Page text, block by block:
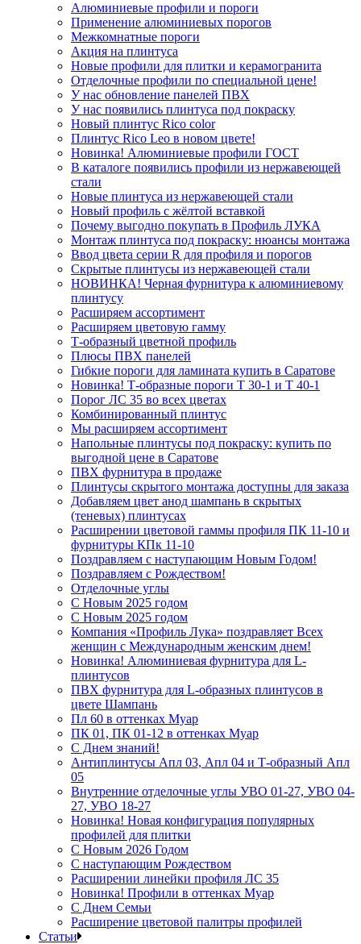
Алюминиевые профили и пороги
Применение алюминиевых порогов
Межкомнатные пороги
Акция на плинтуса
Новые профили для плитки и керамогранита
Отделочные профили по специальной цене!
У нас обновление панелей ПВХ
У нас появились плинтуса под покраску
Новый плинтус Rico color
Плинтус Rico Leo в новом цвете!
Новинка! Алюминиевые профили ГОСТ
В каталоге появились профили из нержавеющей
стали
Новые плинтуса из нержавеющей стали
Новый профиль с жёлтой вставкой
Почему выгодно покупать в Профиль ЛУКА
Монтаж плинтуса под покраску: нюансы монтажа
Ввод цвета серии R для профиля и порогов
Скрытые плинтусы из нержавеющей стали
НОВИНКА! Черная фурнитура к алюминиевому
плинтусу
Расширяем ассортимент
Расширяем цветовую гамму
Т-образный цветной профиль
Плюсы ПВХ панелей
Гибкие пороги для ламината купить в Саратове
Новинка! Т-образные пороги Т 30-1 и Т 40-1
Порог ЛС 35 во всех цветах
Комбинированный плинтус
Мы расширяем ассортимент
Напольные плинтусы под покраску: купить по
выгодной цене в Саратове
ПВХ фурнитура в продаже
Плинтусы скрытого монтажа доступны для заказа
Добавляем цвет анод шампань в скрытых
(теневых) плинтусах
Расширении цветовой гаммы профиля ПК 11-10 и
фурнитуры КПк 11-10
Поздравляем с наступающим Новым Годом!
Поздравляем с Рождеством!
Отделочные углы
С Новым 2025 годом
С Новым 2025 годом
Компания «Профиль Лука» поздравляет Всех
женщин с Международным женским днем!
Новинка! Алюминиевая фурнитура для L-
плинтусов
ПВХ фурнитура для L-образных плинтусов в
цвете Шампань
Пл 60 в оттенках Муар
ПК 01, ПК 01-12 в оттенках Муар
С Днем знаний!
Антиплинтусы Апл 03, Апл 04 и Т-образный Апл
05
Внутренние отделочные углы УВО 01-27, УВО 04-
27, УВО 18-27
Новинка! Новая конфигурация популярных
профилей для плитки
С Новым 2026 Годом
С наступающим Рождеством
Расширении линейки профиля ЛС 35
Новинка! Профили в оттенках Муар
С Днем Семьи
Расширение цветовой палитры профилей
Статьи